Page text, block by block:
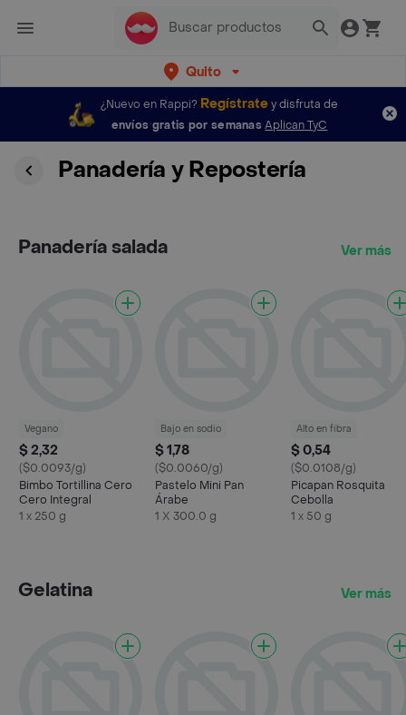
Quito
¿Nuevo en Rappi? Regístratey disfruta de
envíos gratis por semanas Aplican TyC
Panadería y Repostería
Panadería salada Ver más
Vegano
$ 2,32
($0.0093/g)
Bimbo Tortillina Cero
Cero Integral
1 x 250 g
Bajo en sodio
$ 1,78
($0.0060/g)
Pastelo Mini Pan
Árabe
1 X 300.0 g
Alto en fibra
$ 0,54
($0.0108/g)
Picapan Rosquita
Cebolla
1 x 50 g
Gelatina Ver más